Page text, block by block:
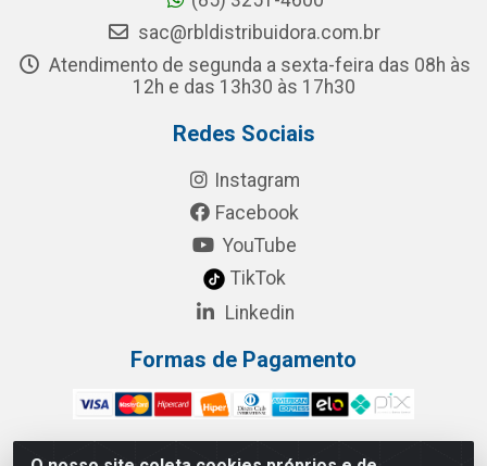
sac@rbldistribuidora.com.br
Atendimento de segunda a sexta-feira das 08h às
12h e das 13h30 às 17h30
Redes Sociais
Instagram
Facebook
YouTube
TikTok
Linkedin
Formas de Pagamento